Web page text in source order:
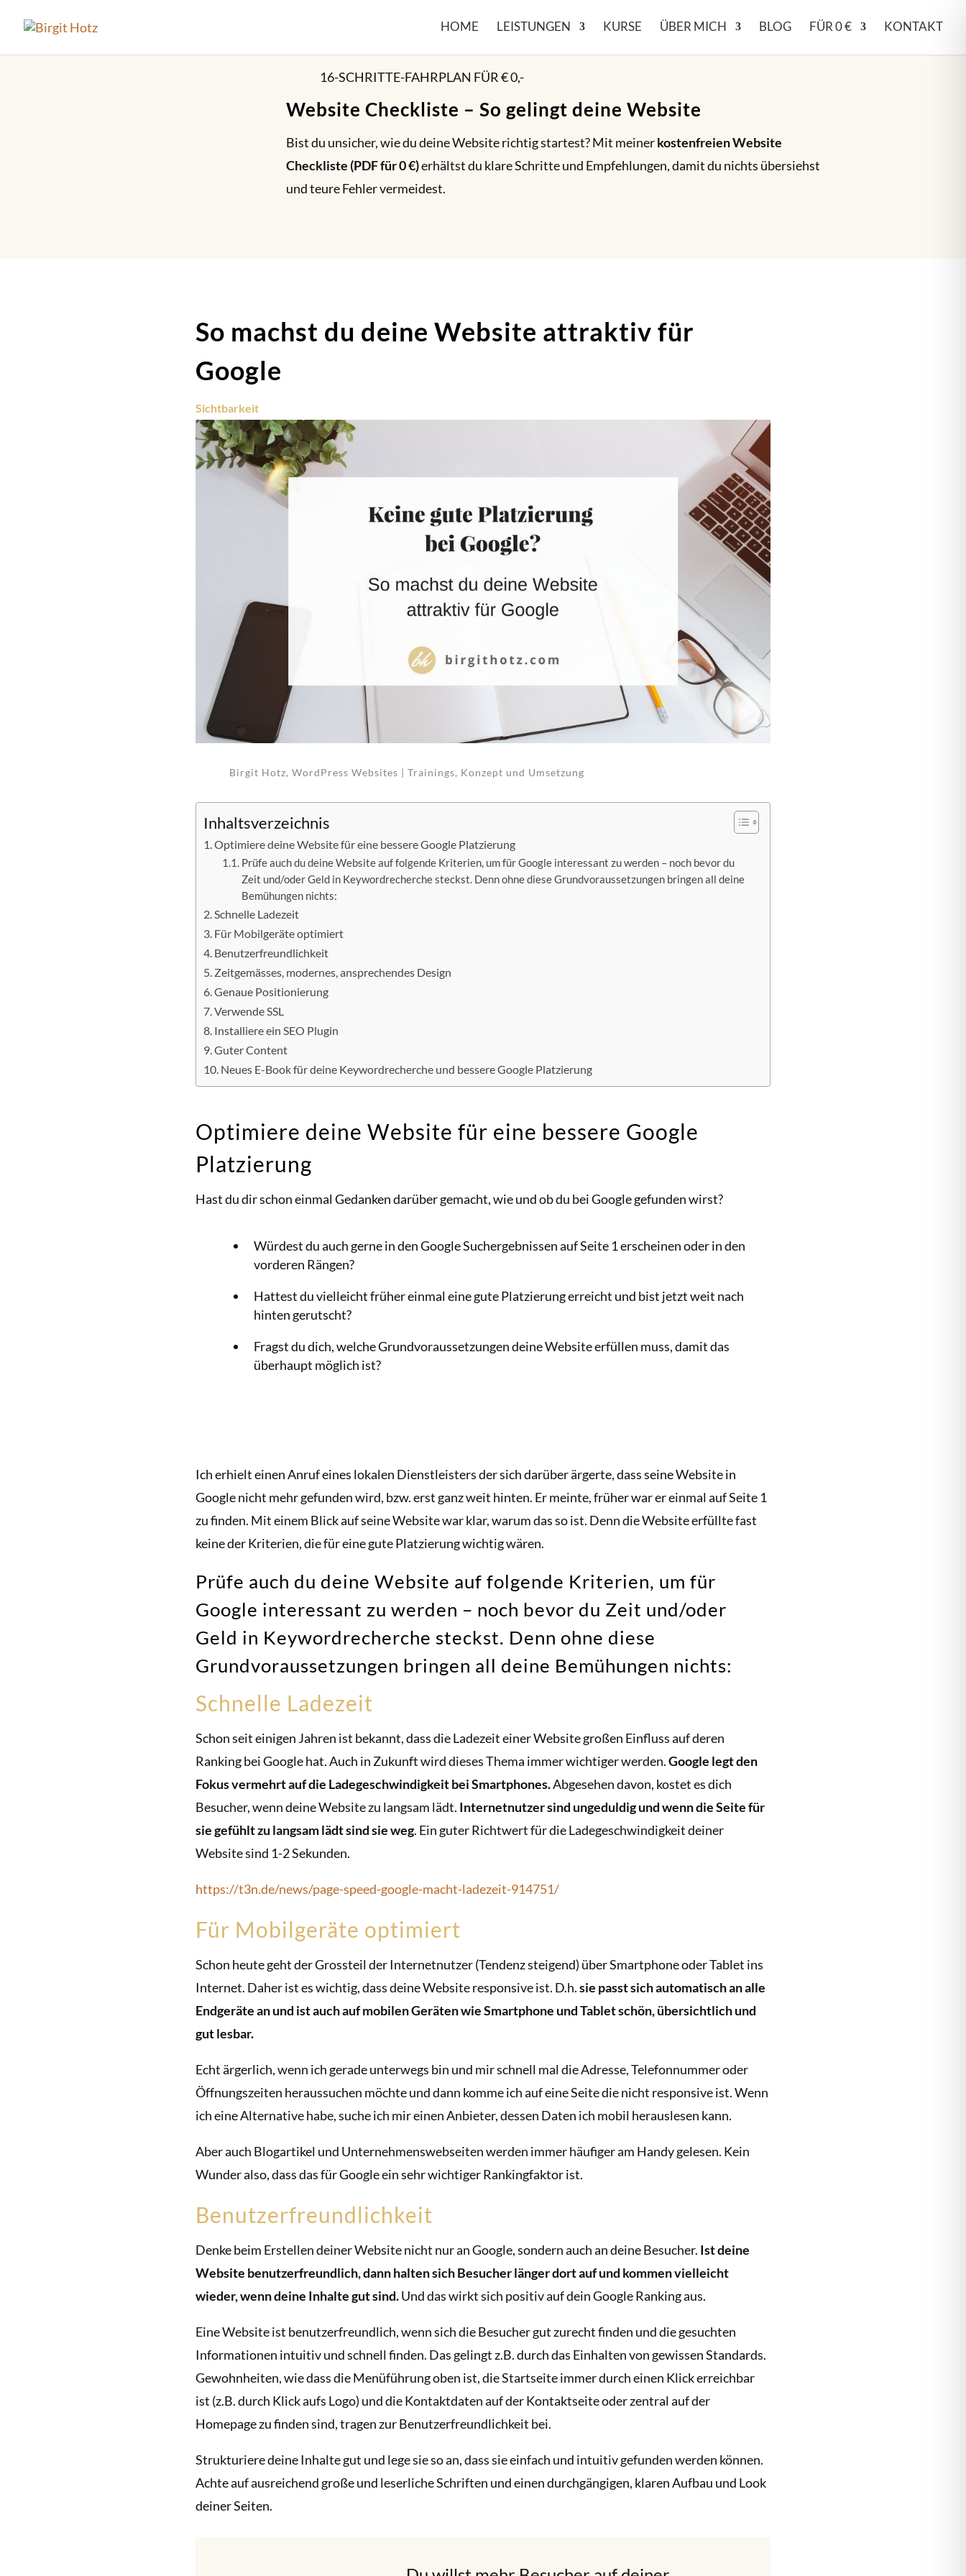
HOME LEISTUNGEN KURSE ÜBER MICH BLOG FÜR 0 € KONTAKT
16-SCHRITTE-FAHRPLAN FÜR € 0,-
Website Checkliste – So gelingt deine Website
Bist du unsicher, wie du deine Website richtig startest? Mit meinerkostenfreien Website
Checkliste (PDF für 0 €)erhältst du klare Schritte und Empfehlungen, damit du nichts übersiehst
und teure Fehler vermeidest.
So machst du deine Website attraktiv für
Google
Sichtbarkeit
Birgit Hotz, WordPress Websites | Trainings, Konzept und Umsetzung
Inhaltsverzeichnis
Optimiere deine Website für eine bessere Google Platzierung
Prüfe auch du deine Website auf folgende Kriterien, um für Google interessant zu werden – noch bevor du
Zeit und/oder Geld in Keywordrecherche steckst. Denn ohne diese Grundvoraussetzungen bringen all deine
Bemühungen nichts:
Schnelle Ladezeit
Für Mobilgeräte optimiert
Benutzerfreundlichkeit
Zeitgemässes, modernes, ansprechendes Design
Genaue Positionierung
Verwende SSL
Installiere ein SEO Plugin
Guter Content
Neues E-Book für deine Keywordrecherche und bessere Google Platzierung
Optimiere deine Website für eine bessere Google
Platzierung
Hast du dir schon einmal Gedanken darüber gemacht, wie und ob du bei Google gefunden wirst?
Würdest du auch gerne in den Google Suchergebnissen auf Seite 1 erscheinen oder in den
vorderen Rängen?
Hattest du vielleicht früher einmal eine gute Platzierung erreicht und bist jetzt weit nach
hinten gerutscht?
Fragst du dich, welche Grundvoraussetzungen deine Website erfüllen muss, damit das
überhaupt möglich ist?
Ich erhielt einen Anruf eines lokalen Dienstleisters der sich darüber ärgerte, dass seine Website in
Google nicht mehr gefunden wird, bzw. erst ganz weit hinten. Er meinte, früher war er einmal auf Seite 1
zu finden. Mit einem Blick auf seine Website war klar, warum das so ist. Denn die Website erfüllte fast
keine der Kriterien, die für eine gute Platzierung wichtig wären.
Prüfe auch du deine Website auf folgende Kriterien, um für
Google interessant zu werden – noch bevor du Zeit und/oder
Geld in Keywordrecherche steckst. Denn ohne diese
Grundvoraussetzungen bringen all deine Bemühungen nichts:
Schnelle Ladezeit
Schon seit einigen Jahren ist bekannt, dass die Ladezeit einer Website großen Einfluss auf deren
Ranking bei Google hat. Auch in Zukunft wird dieses Thema immer wichtiger werden.Google legt den
Fokus vermehrt auf die Ladegeschwindigkeit bei Smartphones.Abgesehen davon, kostet es dich
Besucher, wenn deine Website zu langsam lädt. Internetnutzer sind ungeduldig und wenn die Seite für
sie gefühlt zu langsam lädt sind sie weg. Ein guter Richtwert für die Ladegeschwindigkeit deiner
Website sind 1-2 Sekunden.
https://t3n.de/news/page-speed-google-macht-ladezeit-914751/
Für Mobilgeräte optimiert
Schon heute geht der Grossteil der Internetnutzer (Tendenz steigend) über Smartphone oder Tablet ins
Internet. Daher ist es wichtig, dass deine Website responsive ist. D.h.sie passt sich automatisch an alle
Endgeräte an und ist auch auf mobilen Geräten wie Smartphone und Tablet schön, übersichtlich und
gut lesbar.
Echt ärgerlich, wenn ich gerade unterwegs bin und mir schnell mal die Adresse, Telefonnummer oder
Öffnungszeiten heraussuchen möchte und dann komme ich auf eine Seite die nicht responsive ist. Wenn
ich eine Alternative habe, suche ich mir einen Anbieter, dessen Daten ich mobil herauslesen kann.
Aber auch Blogartikel und Unternehmenswebseiten werden immer häufiger am Handy gelesen. Kein
Wunder also, dass das für Google ein sehr wichtiger Rankingfaktor ist.
Benutzerfreundlichkeit
Denke beim Erstellen deiner Website nicht nur an Google, sondern auch an deine Besucher. Ist deine
Website benutzerfreundlich, dann halten sich Besucher länger dort auf und kommen vielleicht
wieder, wenn deine Inhalte gut sind.Und das wirkt sich positiv auf dein Google Ranking aus.
Eine Website ist benutzerfreundlich, wenn sich die Besucher gut zurecht finden und die gesuchten
Informationen intuitiv und schnell finden. Das gelingt z.B. durch das Einhalten von gewissen Standards.
Gewohnheiten, wie dass die Menüführung oben ist, die Startseite immer durch einen Klick erreichbar
ist (z.B. durch Klick aufs Logo) und die Kontaktdaten auf der Kontaktseite oder zentral auf der
Homepage zu finden sind, tragen zur Benutzerfreundlichkeit bei.
Strukturiere deine Inhalte gut und lege sie so an, dass sie einfach und intuitiv gefunden werden können.
Achte auf ausreichend große und leserliche Schriften und einen durchgängigen, klaren Aufbau und Look
deiner Seiten.